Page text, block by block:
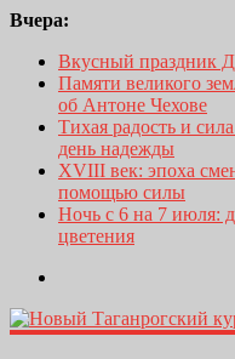
Вчера:
Вкусный праздник
Памяти великого
об Антоне Чехове
Тихая радость и
день надежды
XVIII век: эпоха
помощью силы
Ночь с 6 на 7 июля:
цветения